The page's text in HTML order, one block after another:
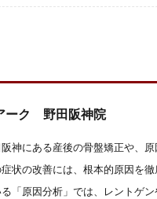
ーク 野田阪神院
神にある産後の骨盤矯正や、
状の改善には、根本的原因を
「原因分析」では、レントゲ